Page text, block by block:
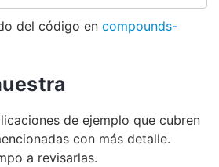
del código en compounds-
de ejemplo que cubren
con más detalle.
a revisarlas.